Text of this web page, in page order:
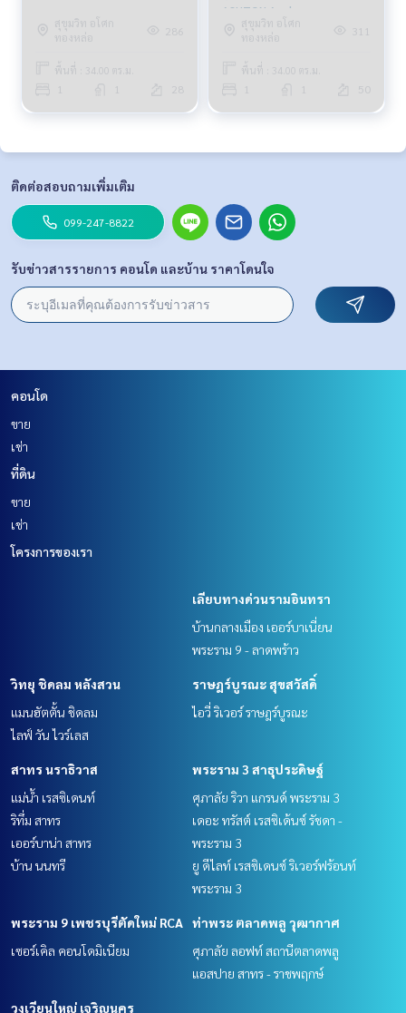
สุขุมวิท อโศก
ทองหล่อ
286
พื้นที่ : 34.00 ตร.ม.
28
ASHTON Asoke
สุขุมวิท อโศก
ทองหล่อ
พื้นที่ : 34.00 ตร.ม.
50
ติดต่อสอบถามเพิ่มเติม
099-247-8822
รับข่าวสารรายการ คอนโด และบ้าน ราคาโดนใจ
คอนโด
ขาย
เช่า
ที่ดิน
ขาย
เช่า
โครงการของเรา
เลียบทางด่วนรามอินทรา
บ้านกลางเมือง เออร์บาเนี่ยน
พระราม 9 - ลาดพร้าว
วิทยุ ชิดลม หลังสวน
แมนฮัตตั้น ชิดลม
ไลฟ์ วัน ไวร์เลส
ราษฎร์บูรณะ สุขสวัสดิ์
ไอวี่ ริเวอร์ ราษฎร์บูรณะ
สาทร นราธิวาส
แม่น้ำ เรสซิเดนท์
ริทึ่ม สาทร
เออร์บาน่า สาทร
บ้าน นนทรี
พระราม 3 สาธุประดิษฐ์
ศุภาลัย ริวา แกรนด์ พระราม 3
เดอะ ทรัสต์ เรสซิเด้นซ์ รัชดา -
พระราม 3
ยู ดีไลท์ เรสซิเดนซ์ ริเวอร์ฟร้อนท์
พระราม 3
พระราม 9 เพชรบุรีตัดใหม่ RCA
เซอร์เคิล คอนโดมิเนียม
ท่าพระ ตลาดพลู วุฒากาศ
ศุภาลัย ลอฟท์ สถานีตลาดพลู
แอสปาย สาทร - ราชพฤกษ์
วงเวียนใหญ่ เจริญนคร